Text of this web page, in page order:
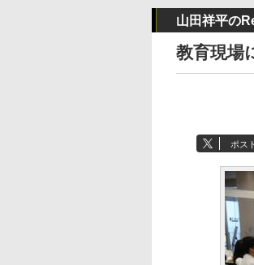
山田祥平の
教育現場
ポス